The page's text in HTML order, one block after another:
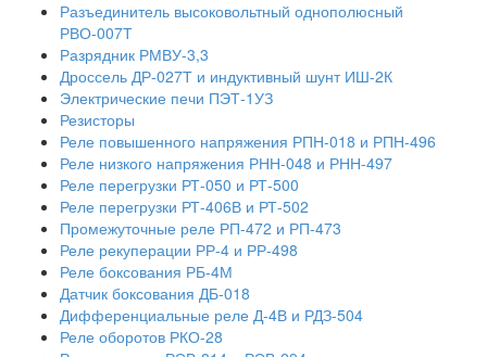
Разъединитель высоковольтный однополюсный
РВО-007Т
Разрядник РМВУ-3,3
Дроссель ДР-027Т и индуктивный шунт ИШ-2К
Электрические печи ПЭТ-1УЗ
Резисторы
Реле повышенного напряжения РПН-018 и РПН-496
Реле низкого напряжения РНН-048 и РНН-497
Реле перегрузки РТ-050 и РТ-500
Реле перегрузки РТ-406В и РТ-502
Промежуточные реле РП-472 и РП-473
Реле рекуперации РР-4 и РР-498
Реле боксования РБ-4М
Датчик боксования ДБ-018
Дифференциальные реле Д-4В и РДЗ-504
Реле оборотов РКО-28